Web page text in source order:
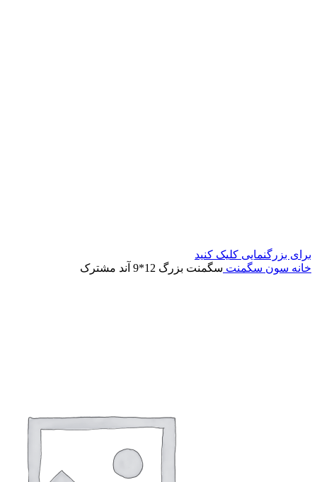
برای بزرگنمایی کلیک کنید
خانه سون سگمنت سگمنت بزرگ 12*9 آند مشترک